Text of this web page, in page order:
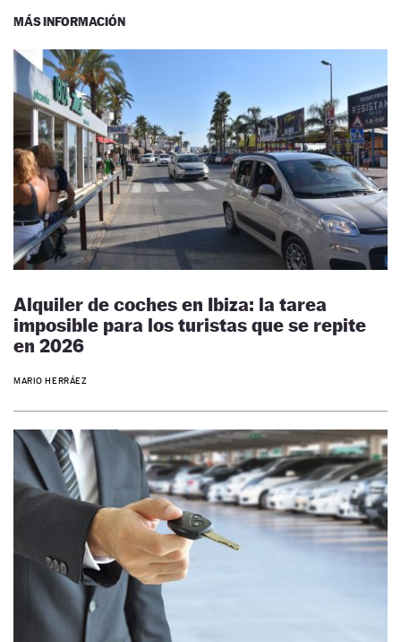
MÁS INFORMACIÓN
Alquiler de coches en Ibiza: la tarea
imposible para los turistas que se repite
en 2026
MARIO HERRÁEZ